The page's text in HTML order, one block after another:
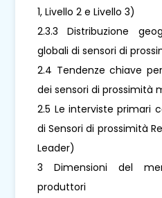
1, Livello 2 e Livello 3)
2.3.3 Distribuzione
globali di sensori di
2.4 Tendenze chiave
dei sensori di prossimità
2.5 Le interviste primari
di Sensori di prossimità
Leader)
3 Dimensioni del
produttori